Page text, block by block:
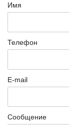
Имя
Телефон
E-mail
Сообщение